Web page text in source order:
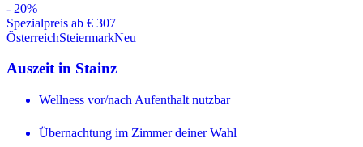
- 20%
Spezialpreis ab € 307
ÖsterreichSteiermarkNeu
Auszeit in Stainz
Wellness vor/nach Aufenthalt nutzbar
Übernachtung im Zimmer deiner Wahl